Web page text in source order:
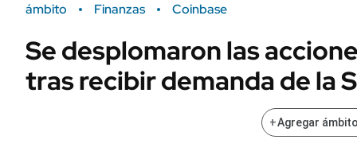
Campo
FINANZAS
Sustentabilidad
Seguros
POLÍTICA
ámbito Finanzas Coinbase
Se desplomaron las
tras recibir demanda de la
+Agregar